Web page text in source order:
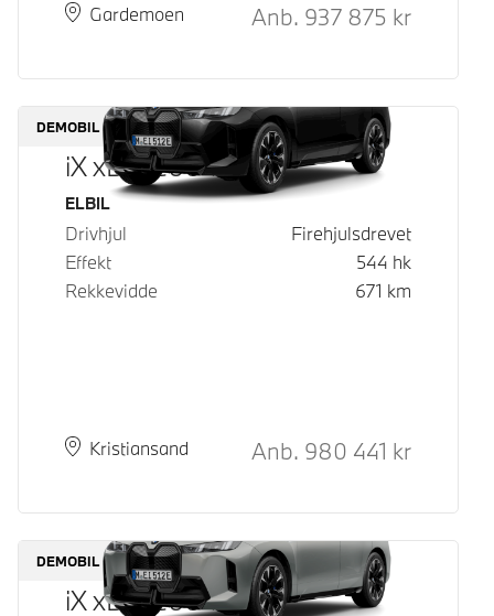
PlassGardemoen
Leveringstid Kontantpris
Anb. 937 875 kr
DEMOBIL
iX xDrive60
Drivstoff
ELBIL
Drivhjul
Firehjulsdrevet
Effekt
544 hk
Rekkevidde
671 km
PlassKristiansand
Leveringstid Kontantpris
Anb. 980 441 kr
DEMOBIL
iX xDrive60